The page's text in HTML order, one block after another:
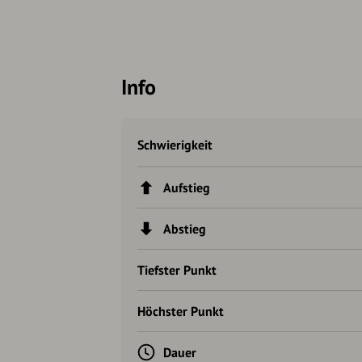
Info
Schwierigkeit
Aufstieg
Abstieg
Tiefster Punkt
Höchster Punkt
Dauer